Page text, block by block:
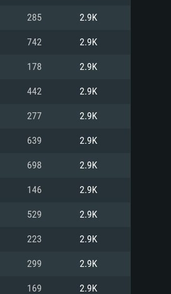
11 ou superior;
Radeon RX 570
não suportado)
II ou superior com
larga.
/ equivalentes
os drivers mais
larga.
285 2.9K
742 2.9K
178 2.9K
442 2.9K
277 2.9K
639 2.9K
698 2.9K
146 2.9K
529 2.9K
223 2.9K
299 2.9K
169 2.9K